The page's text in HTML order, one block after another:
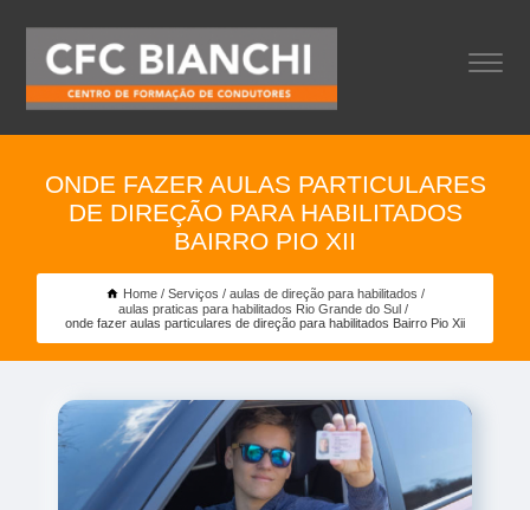
ONDE FAZER AULAS PARTICULARES
DE DIREÇÃO PARA HABILITADOS
BAIRRO PIO XII
Home Serviços
aulas de direção para habilitados
aulas praticas para habilitados Rio Grande do Sul
onde fazer aulas particulares de direção para habilitados Bairro Pio Xii